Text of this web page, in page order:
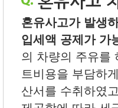
혼유사고가 발생
입세액 공제가 가
의 차량의 주유를
트비용을 부담하
산서를 수취하였